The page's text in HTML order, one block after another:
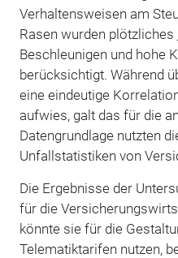
Verhaltensweisen am
Rasen wurden plötzliches
Beschleunigen und hohe
berücksichtigt. Während
eine eindeutige
aufwies, galt das für die
Datengrundlage nutzten
Unfallstatistiken von
Die Ergebnisse der
für die
könnte sie für die
Telematiktarifen nutzen,